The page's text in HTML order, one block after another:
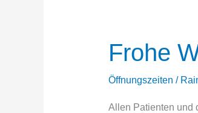
Frohe
Öffnungszeiten /
Allen Patienten und